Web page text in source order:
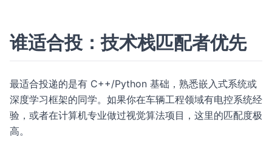
谁适合投：技术栈匹配者优先
最适合投递的是有 C++/Python 基础，熟悉嵌入式系统或
深度学习框架的同学。如果你在车辆工程领域有电控系统经
验，或者在计算机专业做过视觉算法项目，这里的匹配度极
高。